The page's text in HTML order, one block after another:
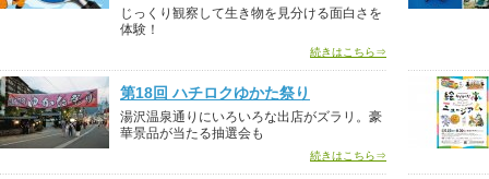
じっくり観察して生き物を見分ける面白さを
体験！
続きはこちら⇒
第18回 ハチロクゆかた祭り
湯沢温泉通りにいろいろな出店がズラリ。豪
華景品が当たる抽選会も
続きはこちら⇒